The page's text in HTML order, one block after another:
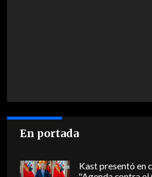
En portada
Kast presentó en